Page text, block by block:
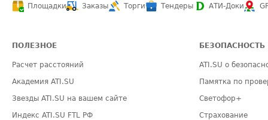
Площадки
Заказы Торги Тендеры АТИ-Доки
ПОЛЕЗНОЕ
Расчет расстояний
Академия ATI.SU
Звезды ATI.SU на вашем сайте
Индекс ATI.SU FTL РФ
БЕЗОПАСНОСТЬ
ATI.SU о
Памятка по
Светофор+
Страхование